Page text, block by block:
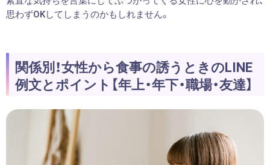
思わずOKしてしまうのかもしれません。
関係別！女性から食事の誘うときのLINE
例文とポイント【年上・年下・職場・友達】